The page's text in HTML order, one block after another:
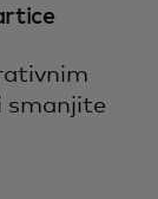
smanjite